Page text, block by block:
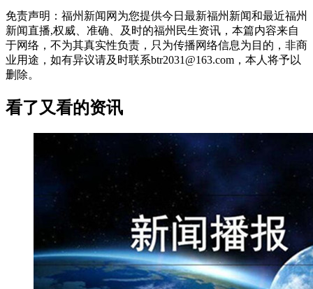
免责声明：福州新闻网为您提供今日最新福州新闻和最近福州
新闻直播,权威、准确、及时的福州民生资讯，本篇内容来自
于网络，不为其真实性负责，只为传播网络信息为目的，非商
业用途，如有异议请及时联系btr2031@163.com，本人将予以
删除。
看了又看的资讯